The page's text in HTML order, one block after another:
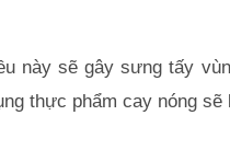
này sẽ gây sưng tấy
thực phẩm cay nóng sẽ